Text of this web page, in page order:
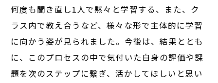
何度も聞き直し1人で黙々と学習する、また、ク
ラス内で教え合うなど、様々な形で主体的に学習
に向かう姿が見られました。今後は、結果ととも
に、このプロセスの中で気付いた自身の評価や課
題を次のステップに繋ぎ、活かしてほしいと思い